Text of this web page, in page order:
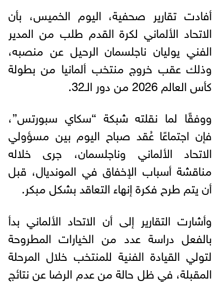
أفادت تقارير صحفية، اليوم الخميس، بأن
الاتحاد الألماني لكرة القدم طلب من المدير
الفني يوليان ناجلسمان الرحيل عن منصبه،
وذلك عقب خروج منتخب ألمانيا من بطولة
كأس العالم 2026 من دور الـ32.
ووفقًا لما نقلته شبكة “سكاي سبورتس”،
فإن اجتماعًا عُقد صباح اليوم بين مسؤولي
الاتحاد الألماني وناجلسمان، جرى خلاله
مناقشة أسباب الإخفاق في المونديال، قبل
أن يتم طرح فكرة إنهاء التعاقد بشكل مبكر.
وأشارت التقارير إلى أن الاتحاد الألماني بدأ
بالفعل دراسة عدد من الخيارات المطروحة
لتولي القيادة الفنية للمنتخب خلال المرحلة
المقبلة، في ظل حالة من عدم الرضا عن نتائج